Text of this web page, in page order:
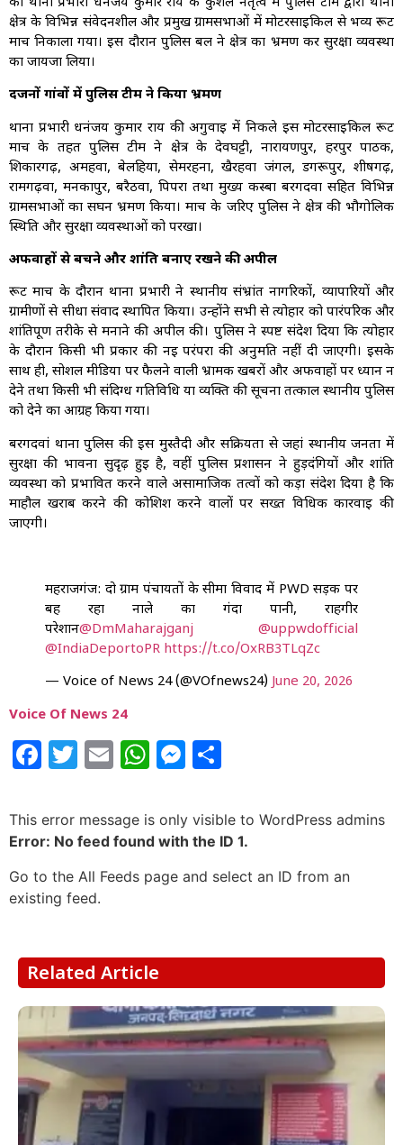
क्षेत्र के विभिन्न संवेदनशील और प्रमुख ग्रामसभाओं में मोटरसाइकिल से भव्य रूट
मार्च निकाला गया। इस दौरान पुलिस बल ने क्षेत्र का भ्रमण कर सुरक्षा व्यवस्था
का जायजा लिया।
दर्जनों गांवों में पुलिस टीम ने किया भ्रमण
थाना प्रभारी धनंजय कुमार राय की अगुवाई में निकले इस मोटरसाइकिल रूट
मार्च के तहत पुलिस टीम ने क्षेत्र के देवघट्टी, नारायणपुर, हरपुर पाठक,
शिकारगढ़, अमहवा, बेलहिया, सेमरहना, खैरहवा जंगल, डगरूपुर, शीषगढ़,
रामगढ़वा, मनकापुर, बरैठवा, पिपरा तथा मुख्य कस्बा बरगदवा सहित विभिन्न
ग्रामसभाओं का सघन भ्रमण किया। मार्च के जरिए पुलिस ने क्षेत्र की भौगोलिक
स्थिति और सुरक्षा व्यवस्थाओं को परखा।
अफवाहों से बचने और शांति बनाए रखने की अपील
रूट मार्च के दौरान थाना प्रभारी ने स्थानीय संभ्रांत नागरिकों, व्यापारियों और
ग्रामीणों से सीधा संवाद स्थापित किया। उन्होंने सभी से त्योहार को पारंपरिक और
शांतिपूर्ण तरीके से मनाने की अपील की। पुलिस ने स्पष्ट संदेश दिया कि त्योहार
के दौरान किसी भी प्रकार की नई परंपरा की अनुमति नहीं दी जाएगी। इसके
साथ ही, सोशल मीडिया पर फैलने वाली भ्रामक खबरों और अफवाहों पर ध्यान न
देने तथा किसी भी संदिग्ध गतिविधि या व्यक्ति की सूचना तत्काल स्थानीय पुलिस
को देने का आग्रह किया गया।
बरगदवां थाना पुलिस की इस मुस्तैदी और सक्रियता से जहां स्थानीय जनता में
सुरक्षा की भावना सुदृढ़ हुई है, वहीं पुलिस प्रशासन ने हुड़दंगियों और शांति
व्यवस्था को प्रभावित करने वाले असामाजिक तत्वों को कड़ा संदेश दिया है कि
माहौल खराब करने की कोशिश करने वालों पर सख्त विधिक कार्रवाई की
जाएगी।
महराजगंज: दो ग्राम पंचायतों के सीमा विवाद में PWD सड़क पर
बह रहा नाले का गंदा पानी, राहगीर
परेशान@DmMaharajganj
@uppwdofficial
@IndiaDeportoPR https://t.co/OxRB3TLqZc
— Voice of News 24 (@VOfnews24) June 20, 2026
Voice Of News 24
Facebook
Twitter
EmailWhatsApp
Messenger
This error message is only visible to WordPress admins
Error: No feed found with the ID 1.
Go to the All Feeds page and select an ID from an
existing feed.
Related Article